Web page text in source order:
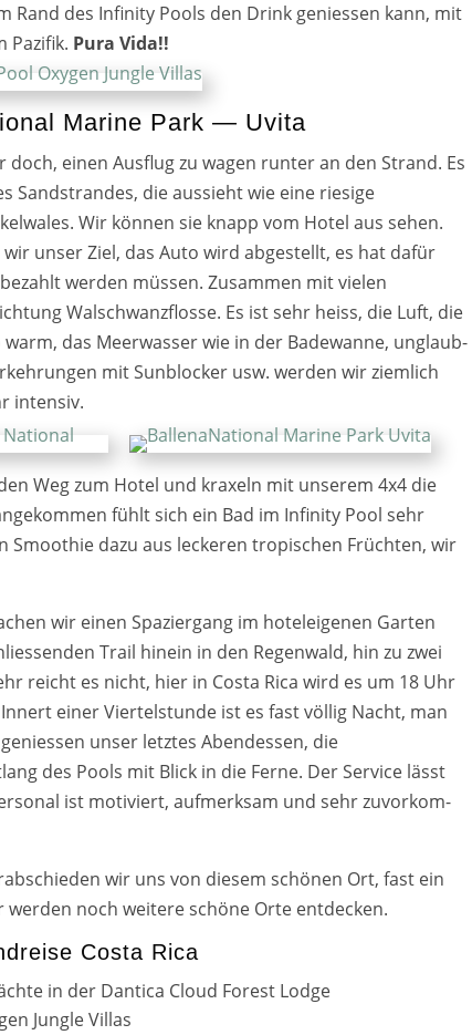
Rand des Infinity Pools den Drink genies­sen kann, mit
Pazifik. Pura Vida!!
Marine Park — Uvita
doch, einen Ausflug zu wagen run­ter an den Strand. Es
Sandstrandes, die aus­sieht wie eine rie­si­ge
Wir kön­nen sie knapp vom Hotel aus sehen.
unser Ziel, das Auto wird abge­stellt, es hat dafür
wer­den müs­sen. Zusammen mit vie­len
Walschwanzflosse. Es ist sehr heiss, die Luft, die
warm, das Meerwasser wie in der Badewanne, unglaub­
mit Sunblocker usw. wer­den wir ziem­lich
inten­siv.
Weg zum Hotel und kra­xeln mit unse­rem 4x4 die
fühlt sich ein Bad im Infinity Pool sehr
Smoothie dazu aus lecke­ren tro­pi­schen Früchten, wir
wir einen Spaziergang im hotel­ei­ge­nen Garten
Trail hin­ein in den Regenwald, hin zu zwei
reicht es nicht, hier in Costa Rica wird es um 18 Uhr
einer Viertelstunde ist es fast völ­lig Nacht, man
unser letz­tes Abendessen, die
des Pools mit Blick in die Ferne. Der Service lässt
ist moti­viert, auf­merk­sam und sehr zuvor­kom­
wir uns von die­sem schö­nen Ort, fast ein
noch wei­te­re schö­ne Orte ent­de­cken.
Costa Rica
in der Dantica Cloud Forest Lodge
Jungle Villas